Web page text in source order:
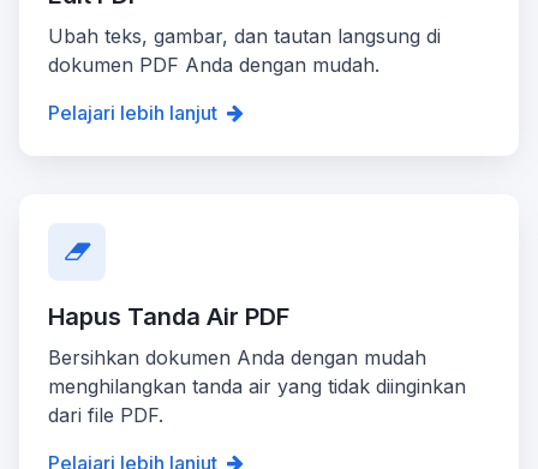
Ubah teks, gambar, dan tautan langsung di
dokumen PDF Anda dengan mudah.
Pelajari lebih lanjut
Hapus Tanda Air PDF
Bersihkan dokumen Anda dengan mudah
menghilangkan tanda air yang tidak diinginkan
dari file PDF.
Pelajari lebih lanjut